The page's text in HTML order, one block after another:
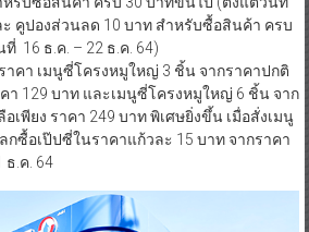
ะ คูปองส่วนลด 10 บาท สำหรับซื้อสินค้า ครบ
16 ธ.ค. – 22 ธ.ค. 64)
าคา เมนูซี่โครงหมูใหญ่ 3 ชิ้น จากราคาปกติ
คา 129 บาท และเมนูซี่โครงหมูใหญ่ 6 ชิ้น จาก
เพียง ราคา 249 บาท พิเศษยิ่งขึ้น เมื่อสั่งเมนู
กซื้อเป๊ปซี่ในราคาแก้วละ 15 บาท จากราคา
ธ.ค. 64